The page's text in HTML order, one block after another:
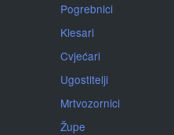
Pogrebnici
Klesari
Cvjećari
Ugostitelji
Mrtvozornici
Župe